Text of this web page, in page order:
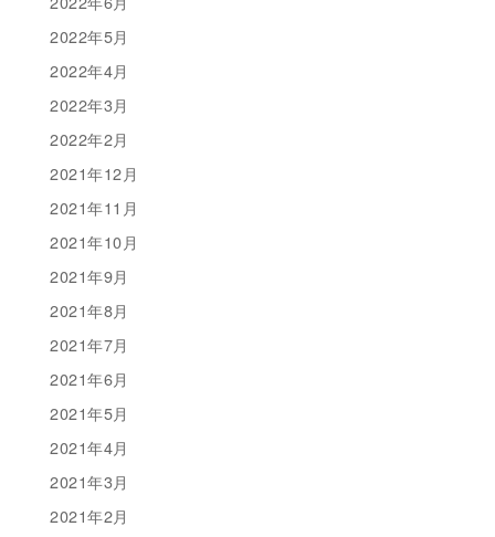
2022年5月
2022年4月
2022年3月
2022年2月
2021年12月
2021年11月
2021年10月
2021年9月
2021年8月
2021年7月
2021年6月
2021年5月
2021年4月
2021年3月
2021年2月